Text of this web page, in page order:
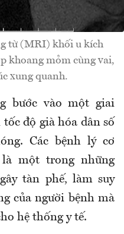
từ (MRI) khối u kích
khoang mỏm cùng vai,
xung quanh.
bước vào một giai
độ già hóa dân số
Các bệnh lý cơ
một trong những
tàn phế, làm suy
của người bệnh mà
hệ thống y tế.